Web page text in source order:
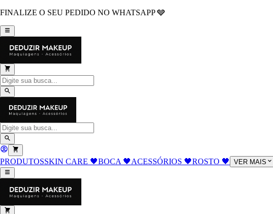
FINALIZE O SEU PEDIDO NO WHATSAPP 🩶
PRODUTOSSKIN CARE 🖤BOCA 🖤ACESSÓRIOS 🖤ROSTO 🖤 VER MAIS